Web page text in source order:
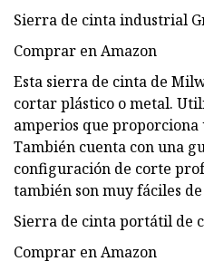
Sierra de cinta industrial
Comprar en Amazon
Esta sierra de cinta de
cortar plástico o metal.
amperios que
También cuenta con una
configuración de corte
también son muy fáciles
Sierra de cinta portátil de
Comprar en Amazon